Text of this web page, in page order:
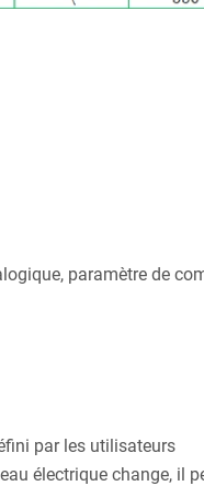
paramètre de
par les utilisateurs
électrique change, il